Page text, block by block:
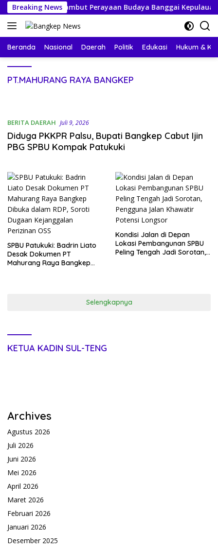
Langsung
ke
konten
Breaking News
Bersiap Sambut Perayaan Budaya Banggai Kepulauan
Beranda Nasional Daerah Politik Edukasi Hukum &
PT.MAHURANG RAYA BANGKEP
BERITA DAERAH Juli 9, 2026
Diduga PKKPR Palsu, Bupati Bangkep Cabut Ijin
PBG SPBU Kompak Patukuki
SPBU Patukuki: Badrin Liato
Desak Dokumen PT
Mahurang Raya Bangkep
Kondisi Jalan di Depan
Lokasi Pembangunan SPBU
Peling Tengah Jadi Sorotan,
Selengkapnya
KETUA KADIN SUL-TENG
Archives
Agustus 2026
Juli 2026
Juni 2026
Mei 2026
April 2026
Maret 2026
Februari 2026
Januari 2026
Desember 2025